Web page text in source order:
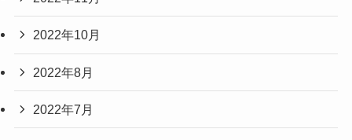
2022年10月
2022年8月
2022年7月